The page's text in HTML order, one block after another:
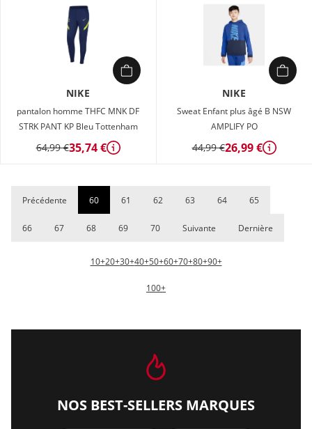
NIKE
pantalon homme THFC MNK DF
STRK PANT KP Bleu Tottenham
64,99 €35,74 € Détails
NIKE
Sweat Enfant plus âgé B NSW
AMPLIFY PO
44,99 €26,99 € Détails
Précédente 60 61 62 63 64 65
66 67 68 69 70 Suivante Dernière
10+20+30+40+50+60+70+80+90+
100+
NOS BEST-SELLERS MARQUES